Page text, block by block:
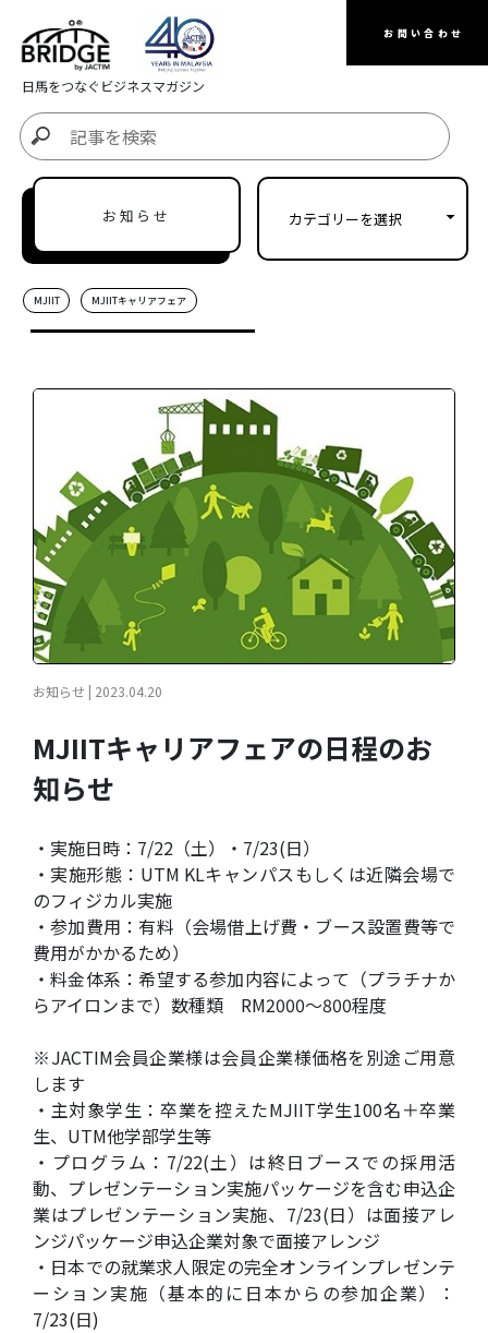
お問い合わせ
日馬をつなぐビジネスマガジン
お知らせ
MJIIT MJIITキャリアフェア
お知らせ | 2023.04.20
MJIITキャリアフェアの日程のお
知らせ
・実施日時：7/22（土）・7/23(日）
・実施形態：UTM KLキャンパスもしくは近隣会場で
のフィジカル実施
・参加費用：有料（会場借上げ費・ブース設置費等で
費用がかかるため）
・料金体系：希望する参加内容によって（プラチナか
らアイロンまで）数種類 RM2000～800程度
※JACTIM会員企業様は会員企業様価格を別途ご用意
します
・主対象学生：卒業を控えたMJIIT学生100名＋卒業
生、UTM他学部学生等
・プログラム：7/22(土）は終日ブースでの採用活
動、プレゼンテーション実施パッケージを含む申込企
業はプレゼンテーション実施、7/23(日）は面接アレ
ンジパッケージ申込企業対象で面接アレンジ
・日本での就業求人限定の完全オンラインプレゼンテ
ーション実施（基本的に日本からの参加企業）：
7/23(日)